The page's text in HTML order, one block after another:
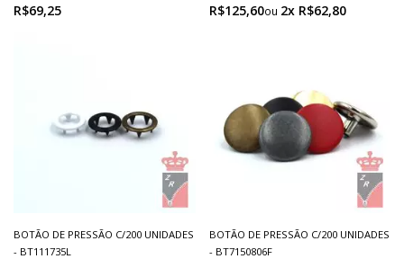
R$69,25 R$125,60 2x R$62,80
BOTÃO DE PRESSÃO C/200 UNIDADES
- BT111735L
BOTÃO DE PRESSÃO C/200 UNIDADES
- BT7150806F